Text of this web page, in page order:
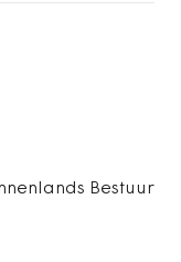
Bestuur